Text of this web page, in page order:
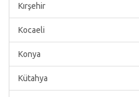
Kırşehir
Kocaeli
Konya
Kütahya